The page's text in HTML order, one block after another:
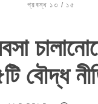
প্রবন্ধ ১৩ / ১৫
বৌদ্ধ